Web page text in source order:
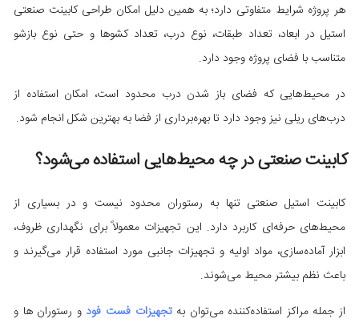
هر پروژه شرایط متفاوتی دارد؛ به همین دلیل امکان طراحی کابینت صنعتی
استیل در ابعاد، تعداد طبقات، نوع درب، تعداد کشوها و حتی نوع بازشو
متناسب با فضای پروژه وجود دارد.
در محیط‌هایی که فضای باز شدن درب محدود است، امکان استفاده از
درب‌های ریلی نیز وجود دارد تا بهره‌برداری از فضا به بهترین شکل انجام شود.
کابینت صنعتی در چه محیط‌هایی استفاده می‌شود؟
کابینت استیل صنعتی تنها به رستوران محدود نیست و در بسیاری از
محیط‌های حرفه‌ای کاربرد دارد. این تجهیزات معمولاً برای نگهداری ظروف،
ابزار آماده‌سازی، مواد اولیه و تجهیزات جانبی مورد استفاده قرار می‌گیرند و
باعث نظم بیشتر محیط می‌شوند.
از جمله مراکز استفاده‌کننده می‌توان بهتجهیزات فست فود و رستوران ها و